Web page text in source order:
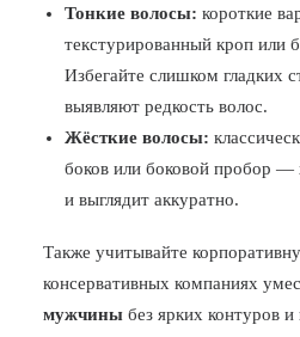
Тонкие волосы: короткие
текстурированный кроп или
Избегайте слишком гладких
выявляют редкость волос.
Жёсткие волосы:
боков или боковой пробор
и выглядит аккуратно.
Также учитывайте
консервативных компаниях
мужчины без ярких контуров